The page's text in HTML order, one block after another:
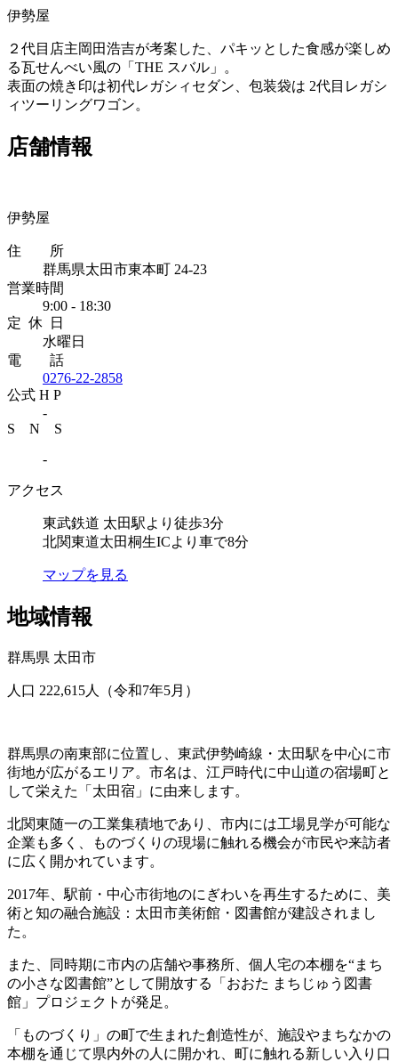
伊勢屋
２代目店主岡田浩吉が考案した、パキッとした食感が楽しめ
る瓦せんべい風の「THE スバル」。
表面の焼き印は初代レガシィセダン、包装袋は 2代目レガシ
ィツーリングワゴン。
店舗情報
伊勢屋
住 所
群馬県太田市東本町 24-23
営業時間
9:00 - 18:30
定 休 日
水曜日
電 話
0276-22-2858
公式 H P
-
S N S
-
アクセス
東武鉄道 太田駅より徒歩3分
北関東道太田桐生ICより車で8分
マップを見る
地域情報
群馬県 太田市
人口 222,615人（令和7年5月）
群馬県の南東部に位置し、東武伊勢崎線・太田駅を中心に市
街地が広がるエリア。市名は、江戸時代に中山道の宿場町と
して栄えた「太田宿」に由来します。
北関東随一の工業集積地であり、市内には工場見学が可能な
企業も多く、ものづくりの現場に触れる機会が市民や来訪者
に広く開かれています。
2017年、駅前・中心市街地のにぎわいを再生するために、美
術と知の融合施設：太田市美術館・図書館が建設されまし
た。
また、同時期に市内の店舗や事務所、個人宅の本棚を“まち
の小さな図書館”として開放する「おおた まちじゅう図書
館」プロジェクトが発足。
「ものづくり」の町で生まれた創造性が、施設やまちなかの
本棚を通じて県内外の人に開かれ、町に触れる新しい入り口